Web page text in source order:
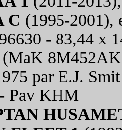
C (1995-2001),
- 83,44 x
par E.J.
Pav KHM